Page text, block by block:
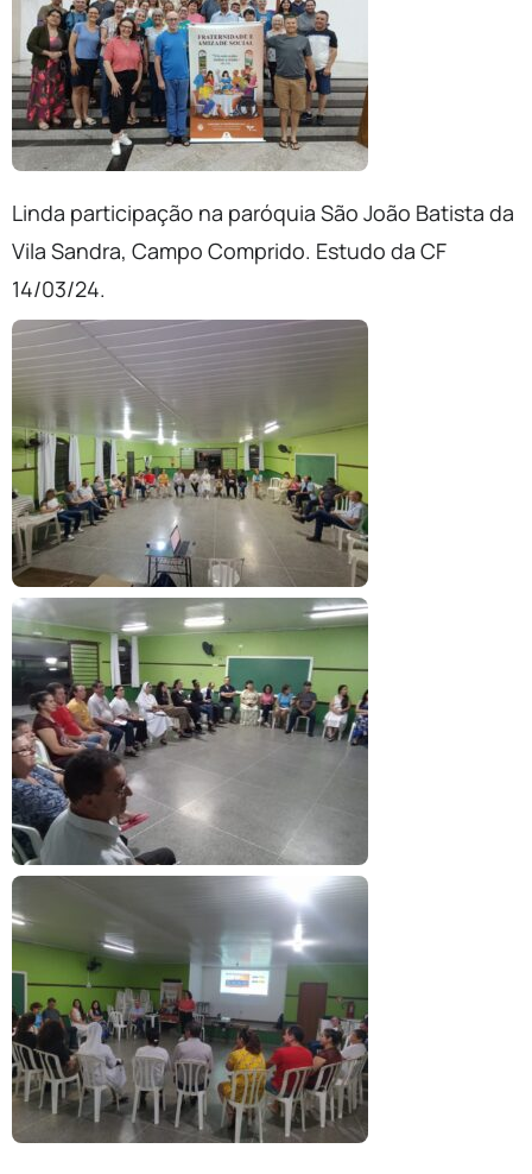
Linda participação na paróquia São João Batista da
Vila Sandra, Campo Comprido. Estudo da CF
14/03/24.